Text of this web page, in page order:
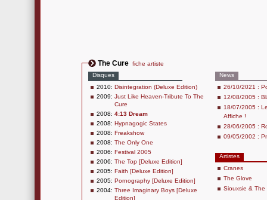
The Cure fiche artiste
Disques
2010: Disintegration (Deluxe Edition)
2009: Just Like Heaven-Tribute To The
Cure
2008: 4:13 Dream
2008: Hypnagogic States
2008: Freakshow
2008: The Only One
2006: Festival 2005
2006: The Top [Deluxe Edition]
2005: Faith [Deluxe Edition]
2005: Pornography [Deluxe Edition]
2004: Three Imaginary Boys [Deluxe
Edition]
News
26/10/2021 :
12/08/2005 :
18/07/2005 :
Affiche !
28/06/2005 :
09/05/2002 :
Artistes
Cranes
The Glove
Siouxsie & The